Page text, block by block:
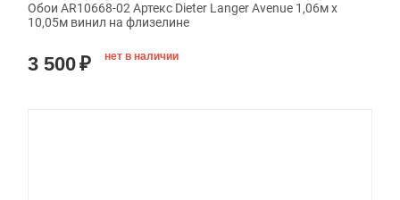
Обои AR10668-02 Артекс Dieter Langer Avenue 1,06м х
10,05м винил на флизелине
3 500₽ нет в наличии